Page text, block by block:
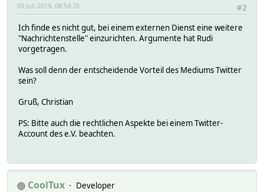
#2
09 Juli 2019, 08:54:20
Ich finde es nicht gut, bei einem externen Dienst eine weitere
"Nachrichtenstelle" einzurichten. Argumente hat Rudi
vorgetragen.
Was soll denn der entscheidende Vorteil des Mediums Twitter
sein?
Gruß, Christian
PS: Bitte auch die rechtlichen Aspekte bei einem Twitter-
Account des e.V. beachten.
CoolTux
Developer